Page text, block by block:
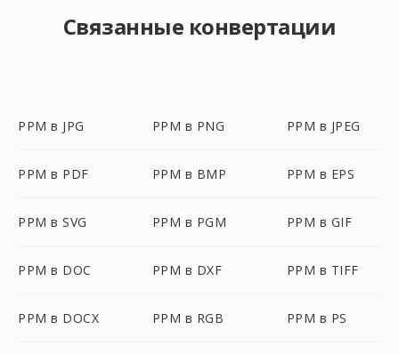
Связанные конвертации
PPM в JPG PPM в PNG PPM в JPEG
PPM в PDF PPM в BMP PPM в EPS
PPM в SVG PPM в PGM PPM в GIF
PPM в DOC PPM в DXF PPM в TIFF
PPM в DOCX PPM в RGB PPM в PS